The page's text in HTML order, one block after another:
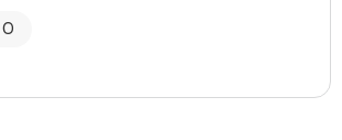
0 Articles